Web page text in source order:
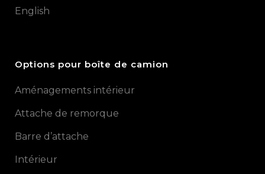
English
Options pour boîte de camion
Aménagements intérieur
Attache de remorque
Barre d’attache
Intérieur